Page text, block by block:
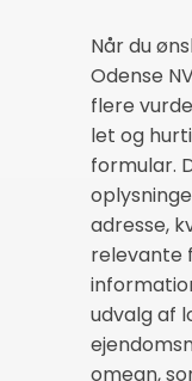
Når du
Odense
flere
let og
formular.
adresse,
relevante
udvalg af
omegn,